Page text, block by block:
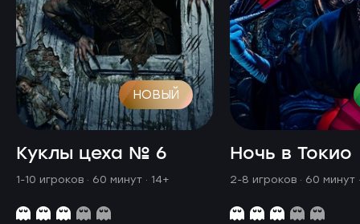
НОВЫЙ
Куклы цеха № 6
1-10 игроков · 60 минут · 14+
Ночь в Токио
2-8 игроков · 60 минут